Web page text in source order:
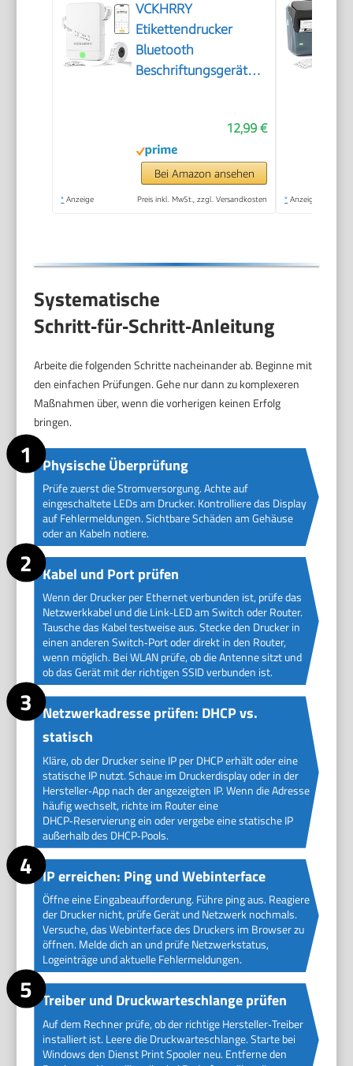
VCKHRRY
Etikettendrucker
Bluetooth
Beschriftungsgerät
12,99 €
Bei Amazon ansehen
* Anzeige Preis inkl. MwSt., zzgl. Versandkosten * Anzeige
Systematische
Schritt‑für‑Schritt‑Anleitung
Arbeite die folgenden Schritte nacheinander ab. Beginne mit
den einfachen Prüfungen. Gehe nur dann zu komplexeren
Maßnahmen über, wenn die vorherigen keinen Erfolg
bringen.
Physische Überprüfung
Prüfe zuerst die Stromversorgung. Achte auf
eingeschaltete LEDs am Drucker. Kontrolliere das Display
auf Fehlermeldungen. Sichtbare Schäden am Gehäuse
oder an Kabeln notiere.
Kabel und Port prüfen
Wenn der Drucker per Ethernet verbunden ist, prüfe das
Netzwerkkabel und die Link‑LED am Switch oder Router.
Tausche das Kabel testweise aus. Stecke den Drucker in
einen anderen Switch‑Port oder direkt in den Router,
wenn möglich. Bei WLAN prüfe, ob die Antenne sitzt und
ob das Gerät mit der richtigen SSID verbunden ist.
Netzwerkadresse prüfen: DHCP vs.
statisch
Kläre, ob der Drucker seine IP per DHCP erhält oder eine
statische IP nutzt. Schaue im Druckerdisplay oder in der
Hersteller‑App nach der angezeigten IP. Wenn die Adresse
häufig wechselt, richte im Router eine
DHCP‑Reservierung ein oder vergebe eine statische IP
außerhalb des DHCP‑Pools.
IP erreichen: Ping und Webinterface
Öffne eine Eingabeaufforderung. Führe ping aus. Reagiere
der Drucker nicht, prüfe Gerät und Netzwerk nochmals.
Versuche, das Webinterface des Druckers im Browser zu
öffnen. Melde dich an und prüfe Netzwerkstatus,
Logeinträge und aktuelle Fehlermeldungen.
Treiber und Druckwarteschlange prüfen
Auf dem Rechner prüfe, ob der richtige Hersteller‑Treiber
installiert ist. Leere die Druckwarteschlange. Starte bei
Windows den Dienst Print Spooler neu. Entferne den